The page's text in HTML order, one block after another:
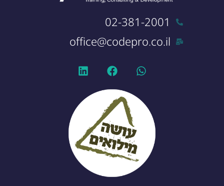
02-381-2001
office@codepro.co.il